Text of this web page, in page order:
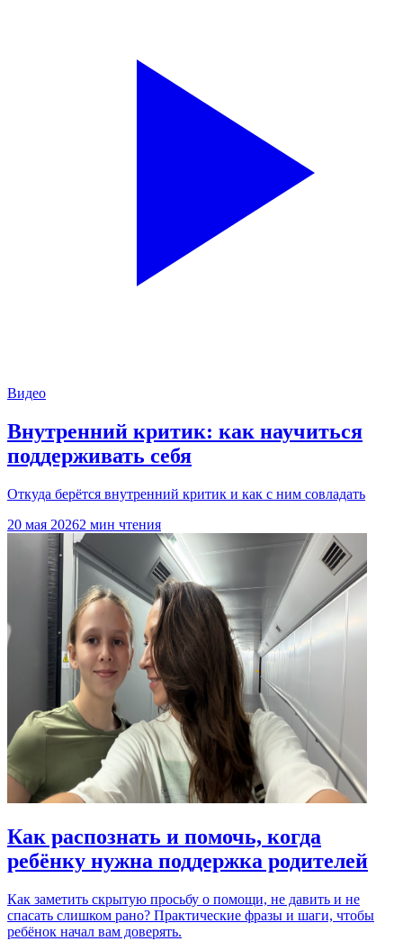
Видео
Внутренний критик: как научиться
поддерживать себя
Откуда берётся внутренний критик и как с ним совладать
20 мая 20262 мин чтения
Как распознать и помочь, когда
ребёнку нужна поддержка родителей
Как заметить скрытую просьбу о помощи, не давить и не
спасать слишком рано? Практические фразы и шаги, чтобы
ребёнок начал вам доверять.